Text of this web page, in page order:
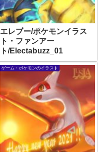
エレブー/ポケモンイラス
ト・ファンアー
ト/Electabuzz_01
ゲーム・ポケモンのイラスト